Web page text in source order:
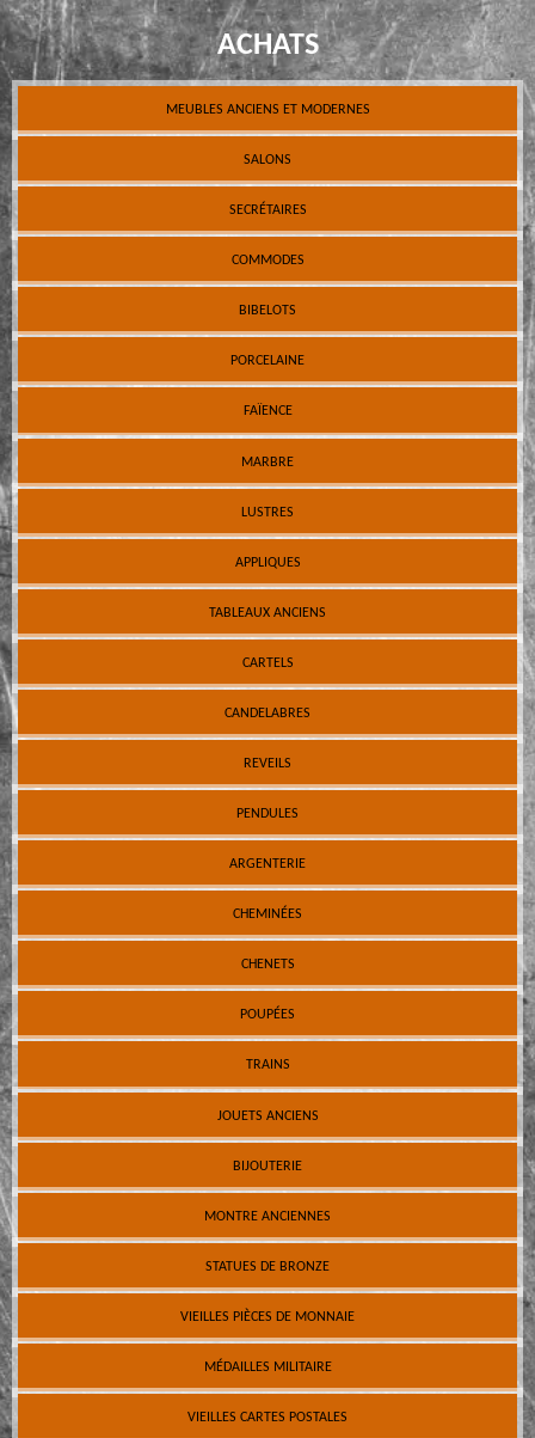
ACHATS
MEUBLES ANCIENS ET MODERNES
SALONS
SECRÉTAIRES
COMMODES
BIBELOTS
PORCELAINE
FAÏENCE
MARBRE
LUSTRES
APPLIQUES
TABLEAUX ANCIENS
CARTELS
CANDELABRES
REVEILS
PENDULES
ARGENTERIE
CHEMINÉES
CHENETS
POUPÉES
TRAINS
JOUETS ANCIENS
BIJOUTERIE
MONTRE ANCIENNES
STATUES DE BRONZE
VIEILLES PIÈCES DE MONNAIE
MÉDAILLES MILITAIRE
VIEILLES CARTES POSTALES